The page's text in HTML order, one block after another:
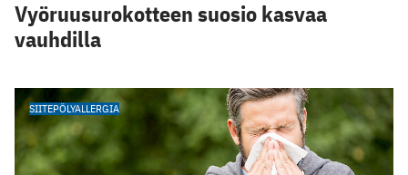
Vyöruusurokotteen suosio kasvaa
vauhdilla
SIITEPÖLYALLERGIA